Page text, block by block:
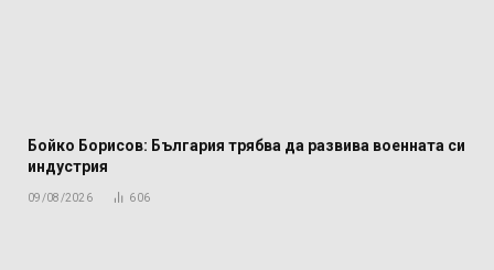
Бойко Борисов: България трябва да развива военната си
индустрия
09/08/2026 606